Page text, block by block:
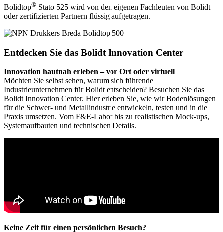
Bolidtop® Stato 525 wird von den eigenen Fachleuten von Bolidt
oder zertifizierten Partnern flüssig aufgetragen.
Entdecken Sie das Bolidt Innovation Center
Innovation hautnah erleben – vor Ort oder virtuell
Möchten Sie selbst sehen, warum sich führende
Industrieunternehmen für Bolidt entscheiden? Besuchen Sie das
Bolidt Innovation Center. Hier erleben Sie, wie wir Bodenlösungen
für die Schwer- und Metallindustrie entwickeln, testen und in die
Praxis umsetzen. Vom F&E-Labor bis zu realistischen Mock-ups,
Systemaufbauten und technischen Details.
Keine Zeit für einen persönlichen Besuch?